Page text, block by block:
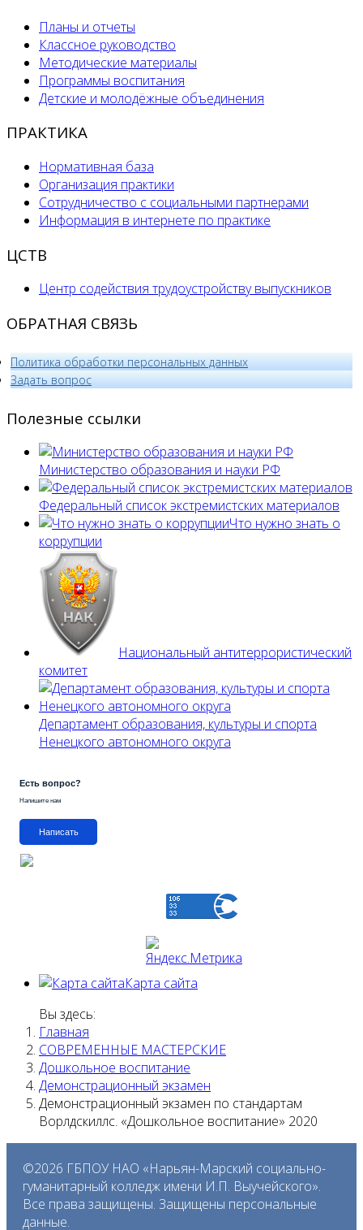
Планы и отчеты
Классное руководство
Методические материалы
Программы воспитания
Детские и молодёжные объединения
ПРАКТИКА
Нормативная база
Организация практики
Сотрудничество с социальными партнерами
Информация в интернете по практике
ЦСТВ
Центр содействия трудоустройству выпускников
ОБРАТНАЯ СВЯЗЬ
Политика обработки персональных данных
­Задать вопрос
Полезные ссылки
Министерство образования и науки РФ
Федеральный список экстремистских материалов
Что нужно знать о
коррупции
Национальный антитеррористический
комитет
Департамент образования, культуры и спорта
Ненецкого автономного округа
Есть вопрос?
Напишите нам
Написать
Карта сайта
Вы здесь:
Главная
СОВРЕМЕННЫЕ МАСТЕРСКИЕ
Дошкольное воспитание
Демонстрационный экзамен
Демонстрационный экзамен по стандартам
Ворлдскиллс. «Дошкольное воспитание» 2020
©2026 ГБПОУ НАО «Нарьян-Марский социально-
гуманитарный колледж имени И.П. Выучейского».
Все права защищены. Защищены персональные
данные.